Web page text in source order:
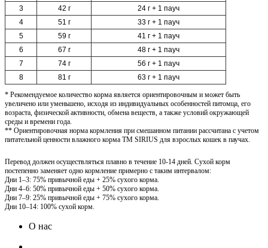
3
42 г
24 г + 1 пауч
4
51 г
33 г + 1 пауч
5
59 г
41 г + 1 пауч
6
67 г
48 г + 1 пауч
7
74 г
56 г + 1 пауч
8
81 г 63 г + 1 пауч
* Рекомендуемое количество корма является ориентировочным и может быть
увеличено или уменьшено, исходя из индивидуальных особенностей питомца, его
возраста, физической активности, обмена веществ, а также условий окружающей
среды и времени года.
** Ориентировочная норма кормления при смешанном питании рассчитана с учетом
питательной ценности влажного корма ТМ SIRIUS для взрослых кошек в паучах.
Перевод должен осуществляться плавно в течение 10-14 дней. Сухой корм
постепенно заменяет одно кормление примерно с таким интервалом:
Дни 1–3: 75% привычной еды + 25% сухого корма.
Дни 4–6: 50% привычной еды + 50% сухого корма.
Дни 7–9: 25% привычной еды + 75% сухого корма.
Дни 10–14: 100% сухой корм.
О нас